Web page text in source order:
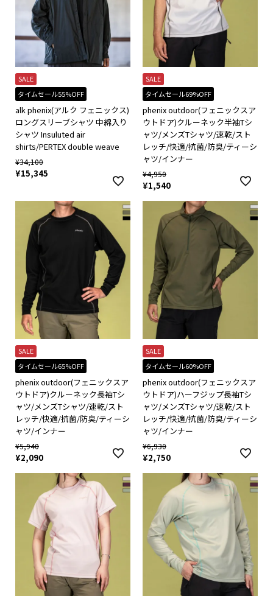
SALE
タイムセール55%OFF
alk phenix(アルク フェニックス)
ロングスリーブシャツ 中綿入り
シャツ Insuluted air
shirts/PERTEX double weave
¥34,100
¥15,345
SALE
タイムセール69%OFF
phenix outdoor(フェニックスア
ウトドア)クルーネック半袖Tシ
ャツ/メンズTシャツ/速乾/スト
レッチ/快適/抗菌/防臭/ティーシ
ャツ/インナー
¥4,950
¥1,540
SALE
タイムセール65%OFF
phenix outdoor(フェニックスア
ウトドア)クルーネック長袖Tシ
ャツ/メンズTシャツ/速乾/スト
レッチ/快適/抗菌/防臭/ティーシ
ャツ/インナー
¥5,940
¥2,090
SALE
タイムセール60%OFF
phenix outdoor(フェニックスア
ウトドア)ハーフジップ長袖Tシ
ャツ/メンズTシャツ/速乾/スト
レッチ/快適/抗菌/防臭/ティーシ
ャツ/インナー
¥6,930
¥2,750